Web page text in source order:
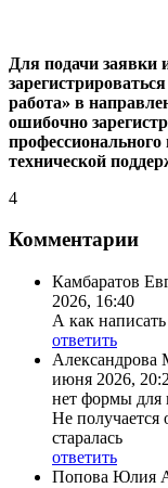
Для подачи заявки
работа» в
ошибочно
профессионального
технической
4
Комментарии
Камбаратов
2026, 16:40
А как
ответить
Александрова
июня 2026,
нет формы для
Не получается
старалась
ответить
Попова Юлия